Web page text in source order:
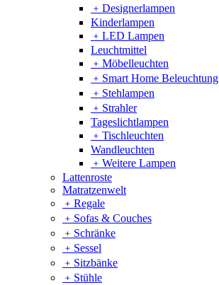
﹢ Designerlampen
Kinderlampen
﹢ LED Lampen
Leuchtmittel
﹢ Möbelleuchten
﹢ Smart Home Beleuchtung
﹢ Stehlampen
﹢ Strahler
Tageslichtlampen
﹢ Tischleuchten
Wandleuchten
﹢ Weitere Lampen
Lattenroste
Matratzenwelt
﹢ Regale
﹢ Sofas & Couches
﹢ Schränke
﹢ Sessel
﹢ Sitzbänke
﹢ Stühle